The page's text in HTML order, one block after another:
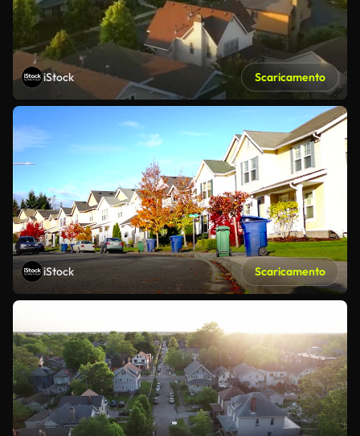
iStock Scaricamento
iStock Scaricamento